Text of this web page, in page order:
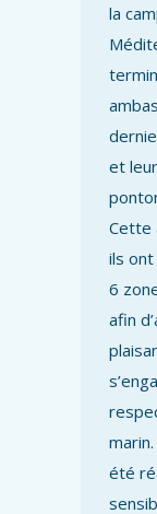
la
et
Cette
ils
6
afin
été